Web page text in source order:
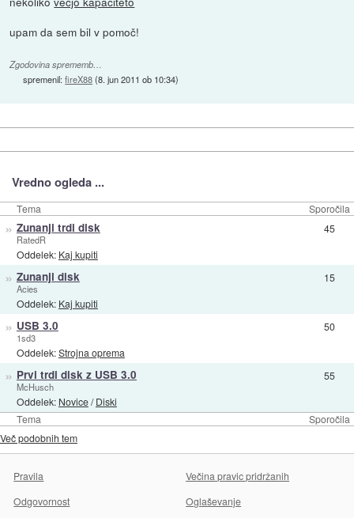
upam da sem bil v pomoč!
Zgodovina sprememb…
spremenil:fireX88(8. jun 2011 ob 10:34)
Vredno ogleda ...
Tema Sporočila
Tema Sporočila
» Zunanji trdi disk
RatedR
Oddelek: Kaj kupiti
45
» Zunanji disk
Acies
Oddelek: Kaj kupiti
15
» USB 3.0
1sd3
Oddelek:Strojna oprema
50
» Prvi trdi disk z USB 3.0
McHusch
Oddelek: Novice/Diski
55
Več podobnih tem
Pravila
Večina pravic pridržanih
Odgovornost
Oglaševanje